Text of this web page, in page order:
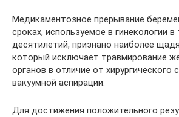
Медикаментозное прерывание
сроках, используемое в гинекологии
десятилетий, признано наиболее
который исключает травмирование
органов в отличие от хирургического
вакуумной аспирации.
Для достижения положительного